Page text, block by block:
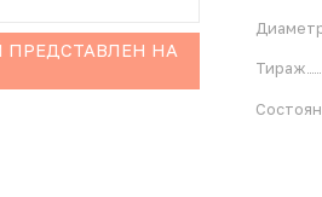
НА
Тираж